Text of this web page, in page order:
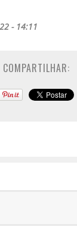
- 14:11
COMPARTILHAR: